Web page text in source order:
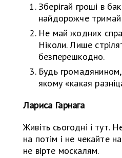
Зберігай гроші в
найдорожче тримай
Не май жодних
Ніколи. Лише
безперешкодно.
Будь
якому «какая
Лариса Гарнага
Живіть сьогодні і тут.
на потім і не чекайте
не вірте москалям.